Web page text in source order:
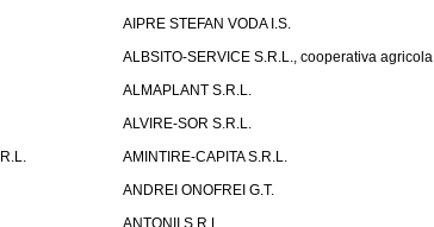
AIPRE STEFAN VODA I.S.
ALBSITO-SERVICE S.R.L., cooperativa agricola
ALMAPLANT S.R.L.
ALVIRE-SOR S.R.L.
AMINTIRE-CAPITA S.R.L.
ANDREI ONOFREI G.T.
ANTONII S.R.L.